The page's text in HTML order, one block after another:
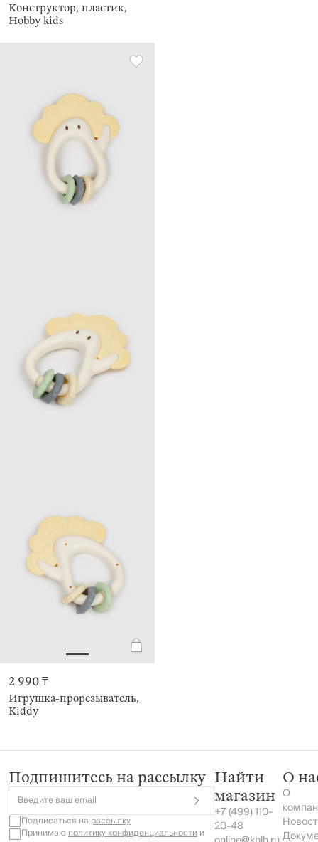
Конструктор, пластик,
Hobby kids
2 990 ₸
Игрушка-прорезыватель,
Kiddy
Подпишитесь на рассылку
Введите ваш email
Подписаться на рассылку
Принимаюполитику конфиденциальностии
Найти
магазин
+7 (499) 110-
20-48
О
О